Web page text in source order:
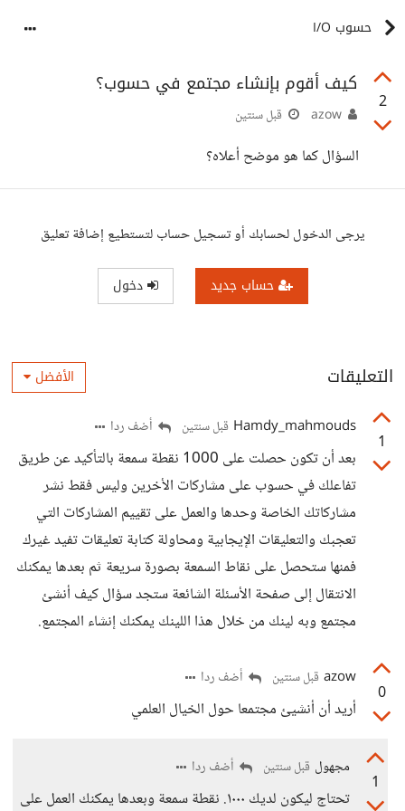
حسوب I/O
2
كيف أقوم بإنشاء مجتمع في حسوب؟
قبل سنتين
السؤال كما هو موضح أعلاه؟
يرجى الدخول لحسابك أو تسجيل حساب لتستطيع إضافة تعليق
حساب جديد دخول
التعليقات الأفضل
1
Hamdy_mahmouds قبل سنتين أضف ردا
بعد أن تكون حصلت على 1000 نقطة سمعة بالتأكيد عن طريق
تفاعلك في حسوب على مشاركات الأخرين وليس فقط نشر
مشاركاتك الخاصة وحدها والعمل على تقييم المشاركات التي
تعجبك والتعليقات الإيجابية ومحاولة كتابة تعليقات تفيد غيرك
فمنها ستحصل على نقاط السمعة بصورة سريعة ثم بعدها يمكنك
الانتقال إلى صفحة الأسئلة الشائعة ستجد سؤال كيف أنشئ
مجتمع وبه لينك من خلال هذا اللينك يمكنك إنشاء المجتمع.
0
azow قبل سنتين أضف ردا
أريد أن أنشيئ مجتمعا حول الخيال العلمي
1
مجهول قبل سنتين أضف ردا
تحتاج ليكون لديك ١٠٠٠. نقطة سمعة وبعدها يمكنك العمل على